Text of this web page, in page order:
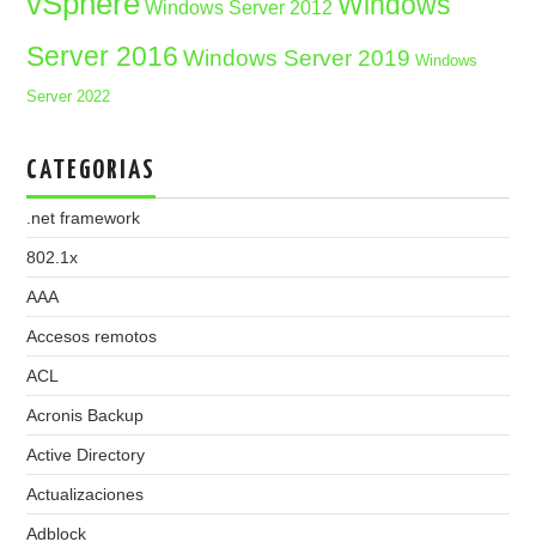
Windows Server 2012
Server 2016 Windows Server 2019 Windows
Server 2022
CATEGORIAS
.net framework
802.1x
AAA
Accesos remotos
ACL
Acronis Backup
Active Directory
Actualizaciones
Adblock